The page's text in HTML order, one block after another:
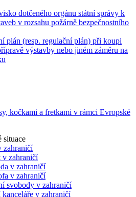
dotčeného orgánu státní správy k
v rozsahu požárně bezpečnostního
plán (resp. regulační plán) při koupi
výstavby nebo jiném záměru na
kočkami a fretkami v rámci Evropské
situace
zahraničí
v zahraničí
v zahraničí
v zahraničí
svobody v zahraničí
v zahraničí